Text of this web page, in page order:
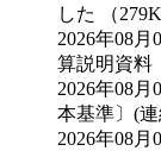
した （
2026年08
算説明資料
2026年08
本基準〕(連
2026年08